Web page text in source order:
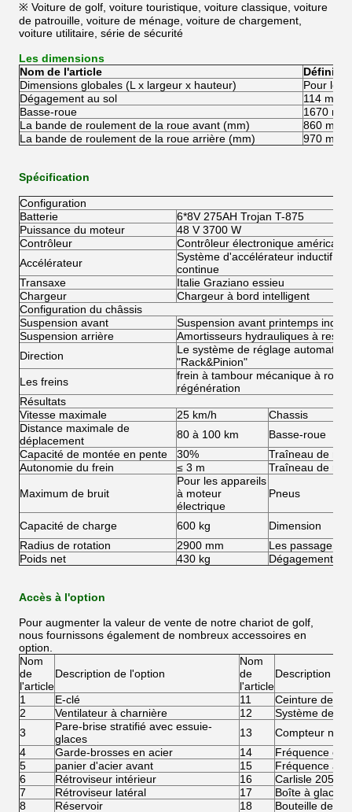
※ Voiture de golf, voiture touristique, voiture classique, voiture
de patrouille, voiture de ménage, voiture de chargement,
voiture utilitaire, série de sécurité
Les dimensions
Nom de l'article
Dimensions globales (L x largeur x hauteur)
Pour les
Dégagement au sol
114 mm
Basse-roue
1670 mm
La bande de roulement de la roue avant (mm)
860 mm
La bande de roulement de la roue arrière (mm)
970 mm
Spécification
Configuration
Batterie
6*8V 275AH Trojan T-875
Puissance du moteur
48 V 3700 W
Contrôleur
Contrôleur électronique américain
Accélérateur
Système d'accélérateur inductif
continue
Transaxe
Italie Graziano essieu
Chargeur
Chargeur à bord intelligent
Configuration du châssis
Suspension avant
Suspension avant printemps
Suspension arrière
Amortisseurs hydrauliques à
Direction
Le système de réglage
"Rack&Pinion"
Les freins
frein à tambour mécanique à roue
régénération
Résultats
Vitesse maximale
25 km/h
Chassis
Distance maximale de
déplacement
80 à 100 km
Basse-roue
Capacité de montée en pente
30%
Traîneau de
Autonomie du frein
≤ 3 m Traîneau de
Maximum de bruit
Pour les appareils
à moteur
électrique
Pneus
Capacité de charge 600 kg
Dimension
Radius de rotation
2900 mm
Les passagers
Poids net
430 kg Dégagement du
Accès à l'option
Pour augmenter la valeur de vente de notre chariot de golf,
nous fournissons également de nombreux accessoires en
option.
Nom
de
l'article
Description de l'option
Nom
de
l'article
Description de
1 E-clé 11
Ceinture de
2
Ventilateur à charnière 12
Système de
3
Pare-brise stratifié avec essuie-
glaces
13
Compteur
4
Garde-brosses en acier 14
Fréquence
5
panier d'acier avant 15
Fréquence à
6
Rétroviseur intérieur 16
Carlisle 205/
7
Rétroviseur latéral 17
Boîte à glace
8
Réservoir 18 Bouteille de